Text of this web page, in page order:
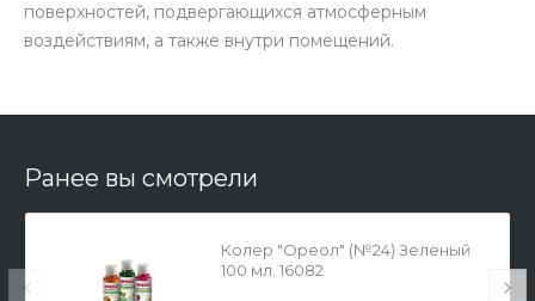
поверхностей, подвергающихся атмосферным
воздействиям, а также внутри помещений.
Ранее вы смотрели
Колер "Ореол" (№24) Зеленый
100 мл. 16082